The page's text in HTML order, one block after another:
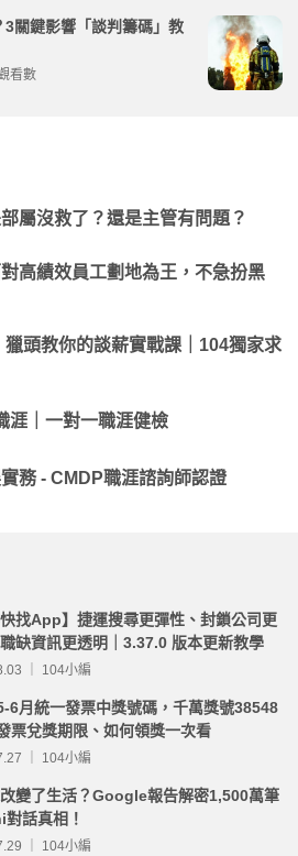
關鍵影響「談判籌碼」教
看數
部屬沒救了？還是主管有問題？
對高績效員工劃地為王，不急扮黑
獵頭教你的談薪實戰課｜104獨家求
涯｜一對一職涯健檢
務 - CMDP職涯諮詢師認證
快找App】捷運搜尋更彈性、封鎖公司更
缺資訊更透明｜3.37.0 版本更新教學
｜ 104小編
6月統一發票中獎號碼，千萬獎號38548
票兌獎期限、如何領獎一次看
｜ 104小編
變了生活？Google報告解密1,500萬筆
話真相！
｜ 104小編